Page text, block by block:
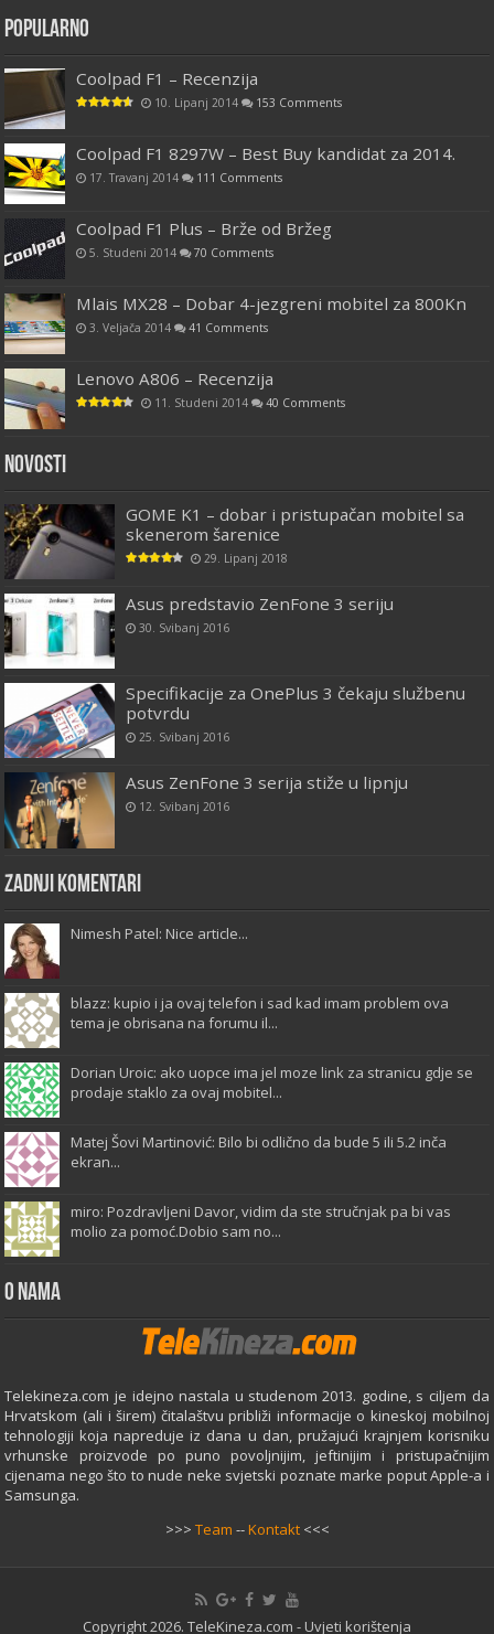
Popularno
Coolpad F1 – Recenzija
10. Lipanj 2014 153 Comments
Coolpad F1 8297W – Best Buy kandidat za 2014.
17. Travanj 2014 111 Comments
Coolpad F1 Plus – Brže od Bržeg
5. Studeni 2014 70 Comments
Mlais MX28 – Dobar 4-jezgreni mobitel za 800Kn
3. Veljača 2014 41 Comments
Lenovo A806 – Recenzija
11. Studeni 2014 40 Comments
Novosti
GOME K1 – dobar i pristupačan mobitel sa
skenerom šarenice
29. Lipanj 2018
Asus predstavio ZenFone 3 seriju
30. Svibanj 2016
Specifikacije za OnePlus 3 čekaju službenu
potvrdu
25. Svibanj 2016
Asus ZenFone 3 serija stiže u lipnju
12. Svibanj 2016
Zadnji komentari
Nimesh Patel: Nice article...
blazz: kupio i ja ovaj telefon i sad kad imam problem ova
tema je obrisana na forumu il...
Dorian Uroic: ako uopce ima jel moze link za stranicu gdje se
prodaje staklo za ovaj mobitel...
Matej Šovi Martinović: Bilo bi odlično da bude 5 ili 5.2 inča
ekran...
miro: Pozdravljeni Davor, vidim da ste stručnjak pa bi vas
molio za pomoć.Dobio sam no...
O Nama
Telekineza.com je idejno nastala u studenom 2013. godine, s ciljem da
Hrvatskom (ali i širem) čitalaštvu približi informacije o kineskoj mobilnoj
tehnologiji koja napreduje iz dana u dan, pružajući krajnjem korisniku
vrhunske proizvode po puno povoljnijim, jeftinijim i pristupačnijim
cijenama nego što to nude neke svjetski poznate marke poput Apple-a i
Samsunga.
>>> Team --Kontakt<<<
Copyright 2026. TeleKineza.com - Uvjeti korištenja